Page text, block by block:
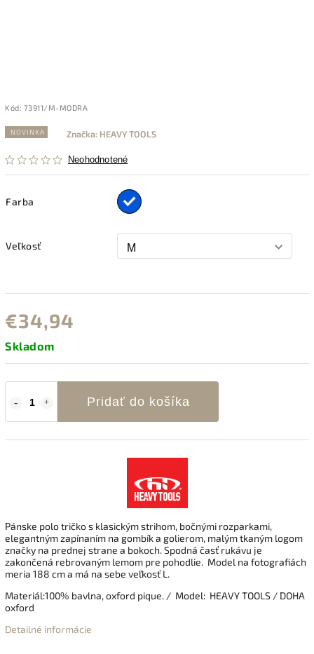
Kód: 73911/M-MODRA
NOVINKA
Neohodnotené
Značka: HEAVY TOOLS
Farba
Veľkosť
€34,94
Skladom
Pridať do košíka
Pánske polo tričko s klasickým strihom, bočnými rozparkami,
elegantným zapínaním na gombík a golierom, malým tkaným logom
značky na prednej strane a bokoch. Spodná časť rukávu je
zakončená rebrovaným lemom pre pohodlie. Model na fotografiách
meria 188 cm a má na sebe veľkosť L.
Materiál:100% bavlna, oxford pique. / Model: HEAVY TOOLS / DOHA
oxford
Detailné informácie